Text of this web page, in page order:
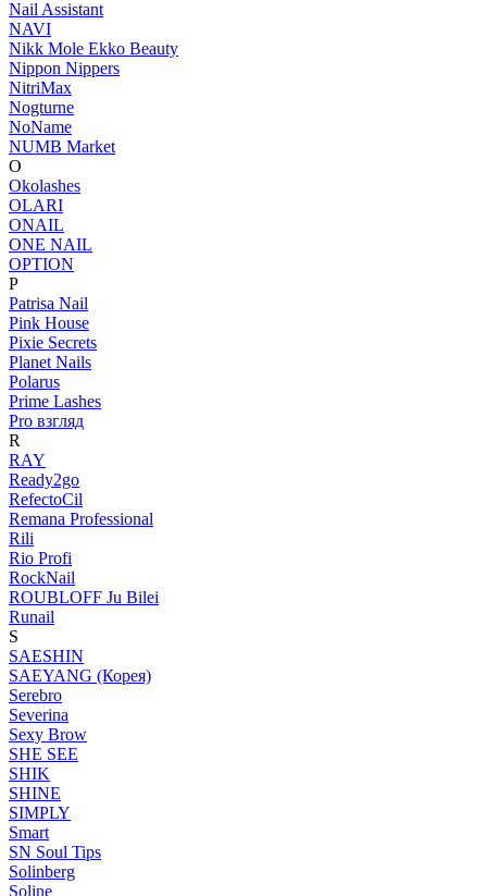
Nail Assistant
NAVI
Nikk Mole Ekko Beauty
Nippon Nippers
NitriMax
Nogturne
NoName
NUMB Market
O
Okolashes
OLARI
ONAIL
ONE NAIL
OPTION
P
Patrisa Nail
Pink House
Pixie Secrets
Planet Nails
Polarus
Prime Lashes
Pro взгляд
R
RAY
Ready2go
RefectoCil
Remana Professional
Rili
Rio Profi
RockNail
ROUBLOFF Ju Bilei
Runail
S
SAESHIN
SAEYANG (Корея)
Serebro
Severina
Sexy Brow
SHE SEE
SHIK
SHINE
SIMPLY
Smart
SN Soul Tips
Solinberg
Soline